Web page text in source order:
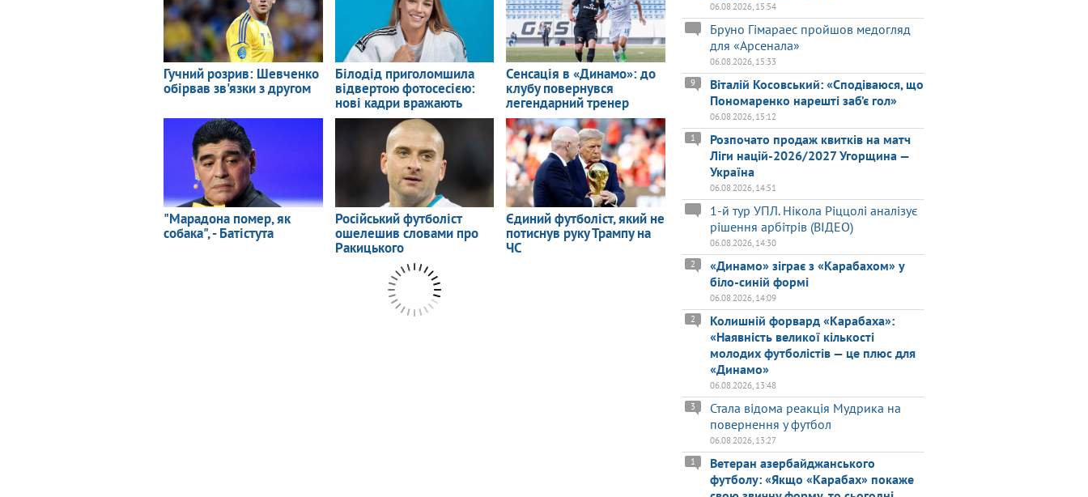
06.08.2026, 15:54
Бруно Гімараес пройшов медогляд
для «Арсенала»
06.08.2026, 15:33
Віталій Косовський: «Сподіваюся, що
Пономаренко нарешті заб’є гол»
9
06.08.2026, 15:12
Розпочато продаж квитків на матч
Ліги націй-2026/2027 Угорщина —
Україна
1
06.08.2026, 14:51
1-й тур УПЛ. Нікола Ріццолі аналізує
рішення арбітрів (ВІДЕО)
06.08.2026, 14:30
«Динамо» зіграє з «Карабахом» у
біло-синій формі
2
06.08.2026, 14:09
Колишній форвард «Карабаха»:
«Наявність великої кількості
молодих футболістів — це плюс для
«Динамо»
2
06.08.2026, 13:48
Стала відома реакція Мудрика на
повернення у футбол
3
06.08.2026, 13:27
Ветеран азербайджанського
футболу: «Якщо «Карабах» покаже
1